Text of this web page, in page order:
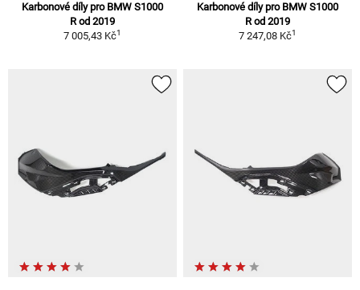
Karbonové díly pro BMW S1000
R od 2019
7 005,43 Kč1
Karbonové díly pro BMW S1000
R od 2019
7 247,08 Kč1